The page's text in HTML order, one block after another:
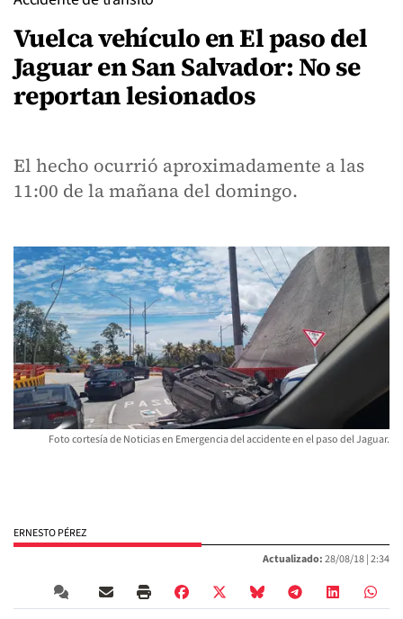
Vuelca vehículo en El paso del
Jaguar en San Salvador: No se
reportan lesionados
El hecho ocurrió aproximadamente a las
11:00 de la mañana del domingo.
Foto cortesía de Noticias en Emergencia del accidente en el paso del Jaguar.
ERNESTO PÉREZ
Actualizado:28/08/18 |2:34